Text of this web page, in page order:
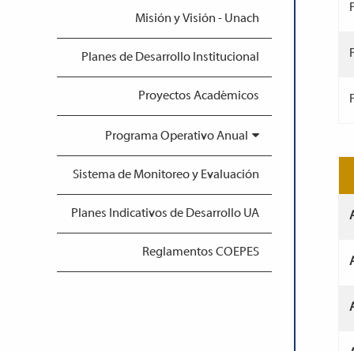
Misión y Visión - Unach
Planes de Desarrollo Institucional
Proyectos Académicos
Programa Operativo Anual
Sistema de Monitoreo y Evaluación
Planes Indicativos de Desarrollo UA
Reglamentos COEPES